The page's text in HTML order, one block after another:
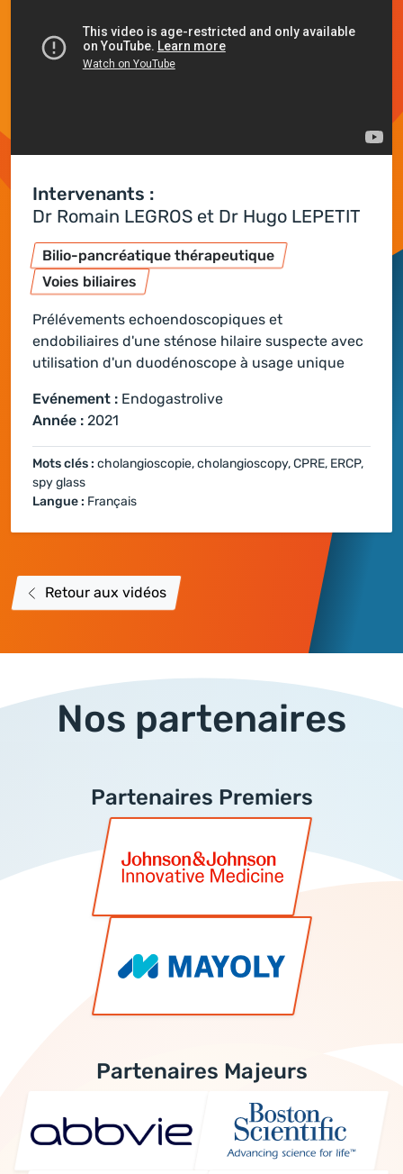
Intervenants :
Dr Romain LEGROS et Dr Hugo LEPETIT
Bilio-pancréatique thérapeutique
Voies biliaires
Prélévements echoendoscopiques et
endobiliaires d'une sténose hilaire suspecte avec
utilisation d'un duodénoscope à usage unique
Evénement : Endogastrolive
Année : 2021
Mots clés : cholangioscopie, cholangioscopy, CPRE, ERCP,
spy glass
Langue : Français
Retour aux vidéos
Nos partenaires
Partenaires Premiers
Partenaires Majeurs